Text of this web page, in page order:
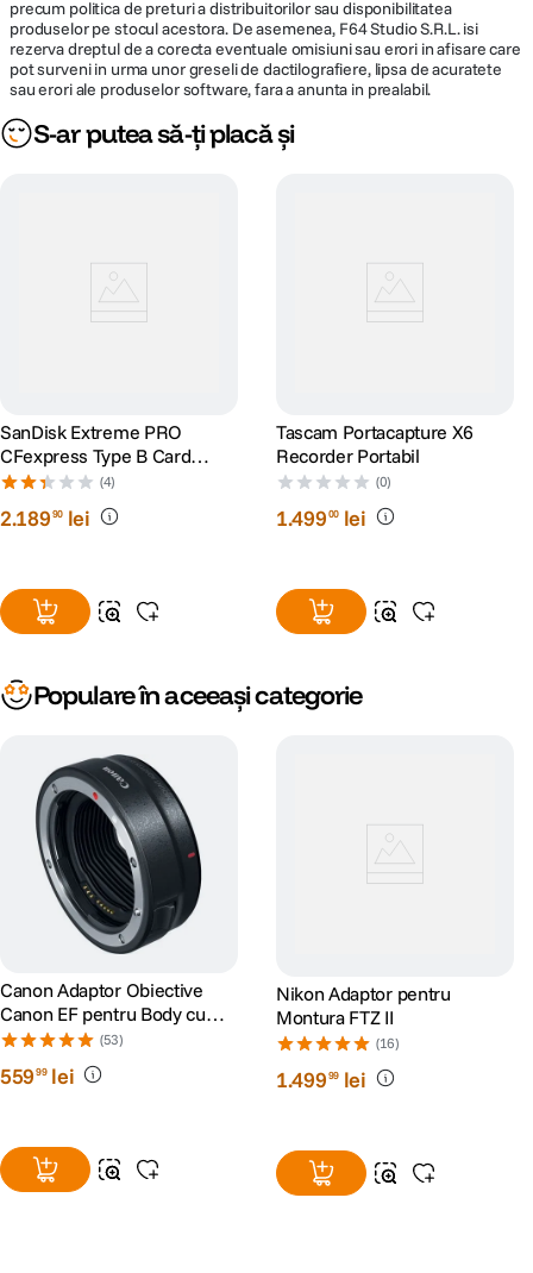
precum politica de preturi a distribuitorilor sau disponibilitatea
produselor pe stocul acestora. De asemenea, F64 Studio S.R.L. isi
rezerva dreptul de a corecta eventuale omisiuni sau erori in afisare care
pot surveni in urma unor greseli de dactilografiere, lipsa de acuratete
sau erori ale produselor software, fara a anunta in prealabil.
S-ar putea să-ți placă și
SanDisk Extreme PRO
CFexpress Type B Card
Memorie 256GB
(4)
2.18990 lei
Tascam Portacapture X6
Recorder Portabil
(0)
1.49900 lei
Populare în aceeași categorie
Canon Adaptor Obiective
Canon EF pentru Body cu
Montura RF (53)
55999 lei
Nikon Adaptor pentru
Montura FTZ II
(16)
1.49999 lei